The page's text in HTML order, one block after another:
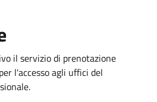
il servizio di prenotazione
l'accesso agli uffici del